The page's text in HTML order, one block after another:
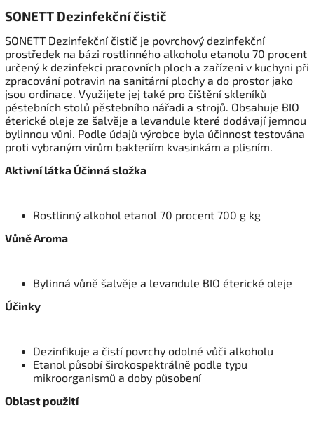
SONETT Dezinfekční čistič
SONETT Dezinfekční čistič je povrchový dezinfekční
prostředek na bázi rostlinného alkoholu etanolu 70 procent
určený k dezinfekci pracovních ploch a zařízení v kuchyni při
zpracování potravin na sanitární plochy a do prostor jako
jsou ordinace. Využijete jej také pro čištění skleníků
pěstebních stolů pěstebního nářadí a strojů. Obsahuje BIO
éterické oleje ze šalvěje a levandule které dodávají jemnou
bylinnou vůni. Podle údajů výrobce byla účinnost testována
proti vybraným virům bakteriím kvasinkám a plísním.
Aktivní látka Účinná složka
Rostlinný alkohol etanol 70 procent 700 g kg
Vůně Aroma
Bylinná vůně šalvěje a levandule BIO éterické oleje
Účinky
Dezinfikuje a čistí povrchy odolné vůči alkoholu
Etanol působí širokospektrálně podle typu
mikroorganismů a doby působení
Oblast použití